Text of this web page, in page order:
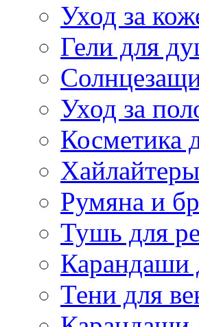
Уход за
Гели для
Уход за
Косметика
Хайлайтеры
Румяна и
Тушь для
Карандаши
Тени для